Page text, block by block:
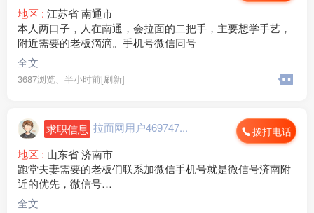
地区 : 江苏省 南通市
本人两口子，人在南通，会拉面的二把手，主要想学手艺，
附近需要的老板滴滴。手机号微信同号
全文
3687浏览、 半小时前[刷新]
求职信息 拉面网用户469747... 拨打电话
地区 : 山东省 济南市
跑堂夫妻需要的老板们联系加微信手机号就是微信号济南附
近的优先，微信号
StarWithU520
全文